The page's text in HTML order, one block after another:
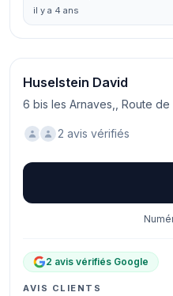
il y a 4 ans
Huselstein David
6 bis les Arnaves,, Route
2 avis vérifiés
2 avis vérifiés Google
AVIS CLIENTS